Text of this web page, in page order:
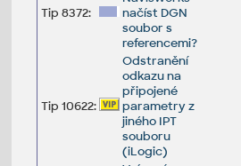
Tip 8372:
načíst DGN
soubor s
referencemi?
Tip 10622:
Odstranění
odkazu na
připojené
parametry z
jiného IPT
souboru
(iLogic)